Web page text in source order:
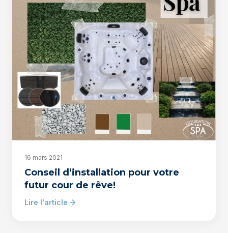
16 mars 2021
Conseil d’installation pour votre
futur cour de rêve!
Lire l'article